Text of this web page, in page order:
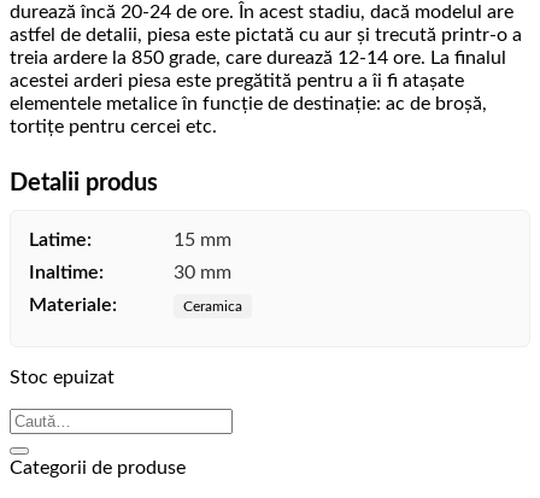
durează încă 20-24 de ore. În acest stadiu, dacă modelul are
astfel de detalii, piesa este pictată cu aur și trecută printr-o a
treia ardere la 850 grade, care durează 12-14 ore. La finalul
acestei arderi piesa este pregătită pentru a îi fi atașate
elementele metalice în funcție de destinație: ac de broșă,
tortițe pentru cercei etc.
Detalii produs
Latime:
15 mm
Inaltime:
30 mm
Materiale:
Ceramica
Stoc epuizat
Caută
Categorii de produse